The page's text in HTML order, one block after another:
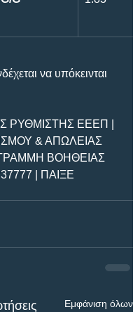
να υπόκεινται
ΡΥΘΜΙΣΤΗΣ ΕΕΕΠ |
& ΑΠΩΛΕΙΑΣ
ΒΟΗΘΕΙΑΣ
| ΠΑΙΞΕ
Εμφάνιση όλων